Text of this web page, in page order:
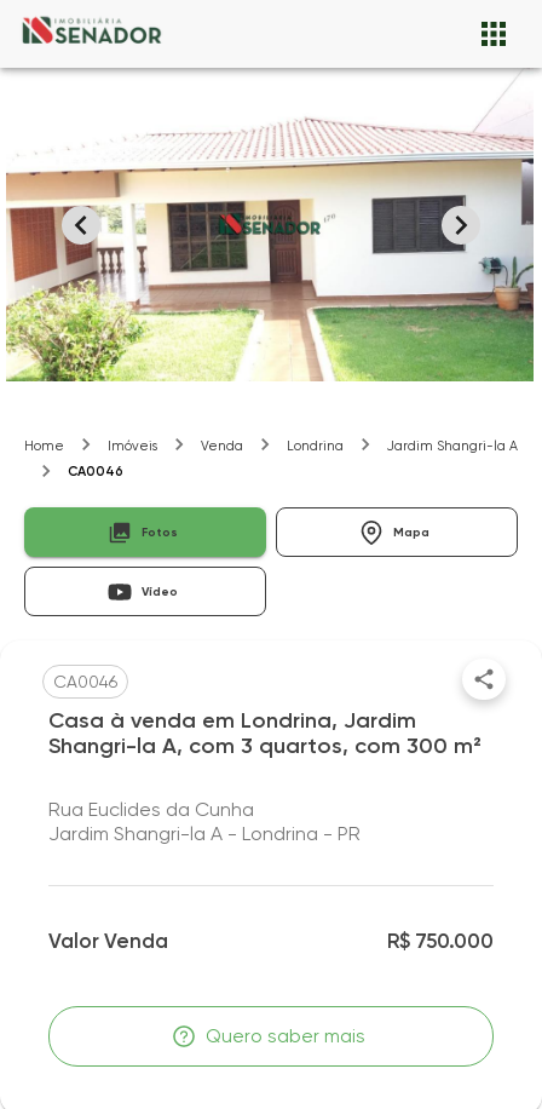
Home Imóveis Venda Londrina
Jardim Shangri-la A
CA0046
Fotos Mapa
Vídeo
CA0046
Casa à venda em Londrina, Jardim
Shangri-la A, com 3 quartos, com 300 m²
Rua Euclides da Cunha
Jardim Shangri-la A - Londrina - PR
Valor Venda R$ 750.000
Quero saber mais